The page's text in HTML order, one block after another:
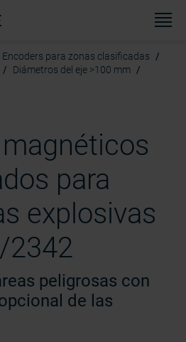
Encoders para zonas clasificadas
Diámetros del eje >100 mm
para
explosivas
2342
peligrosas con
de las